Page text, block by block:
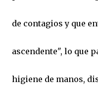
de contagios y que
ascendente", lo que
higiene de manos,